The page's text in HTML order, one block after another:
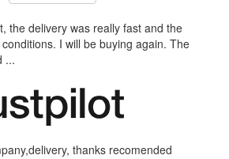
the delivery was really fast and the
I will be buying again. The
...
thanks recomended